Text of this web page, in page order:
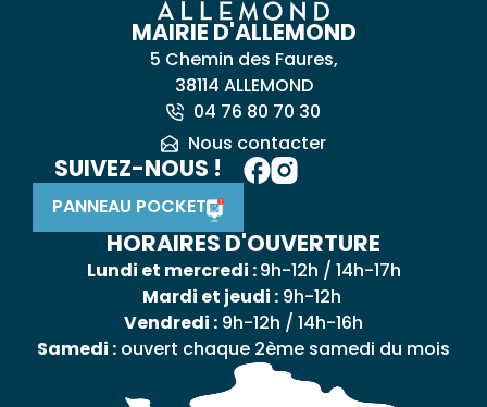
MAIRIE D'ALLEMOND
5 Chemin des Faures,
38114 ALLEMOND
04 76 80 70 30
Nous contacter
SUIVEZ-NOUS !
PANNEAU POCKET
HORAIRES D'OUVERTURE
Lundi et mercredi :9h-12h / 14h-17h
Mardi et jeudi :9h-12h
Vendredi : 9h-12h / 14h-16h
Samedi : ouvert chaque 2ème samedi du mois